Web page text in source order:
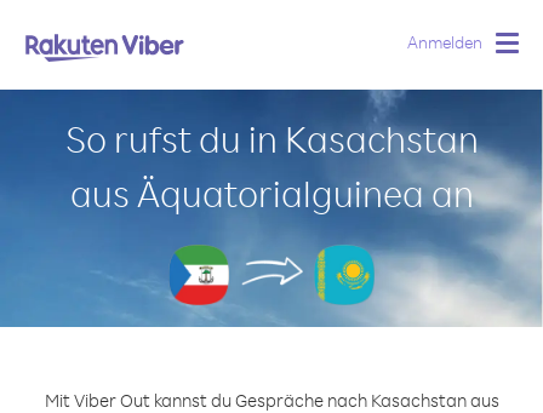
Anmelden
So rufst du in Kasachstan
aus Äquatorialguinea an
Mit Viber Out kannst du Gespräche nach Kasachstan aus